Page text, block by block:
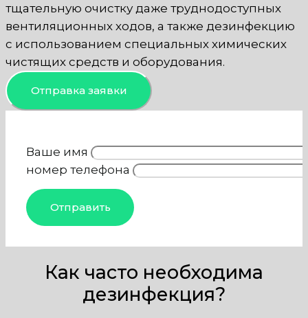
тщательную очистку даже труднодоступных
вентиляционных ходов, а также дезинфекцию
с использованием специальных химических
чистящих средств и оборудования.
Отправка заявки
Ваше имя
номер телефона
Как часто необходима
дезинфекция?